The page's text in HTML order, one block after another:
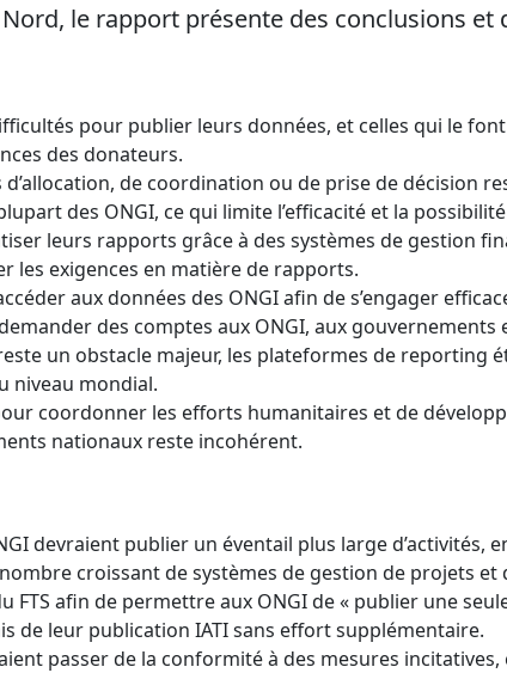
le rapport présente des conclusions
pour publier leurs données, et celles qui le
des donateurs.
de coordination ou de prise de décision
des ONGI, ce qui limite l’efficacité et la
leurs rapports grâce à des systèmes de gestion
les exigences en matière de rapports.
aux données des ONGI afin de s’engager
des comptes aux ONGI, aux gouvernements
un obstacle majeur, les plateformes de reporting
niveau mondial.
coordonner les efforts humanitaires et de
nationaux reste incohérent.
devraient publier un éventail plus large d’activités,
croissant de systèmes de gestion de projets et
FTS afin de permettre aux ONGI de « publier une
de leur publication IATI sans effort supplémentaire.
passer de la conformité à des mesures incitatives,